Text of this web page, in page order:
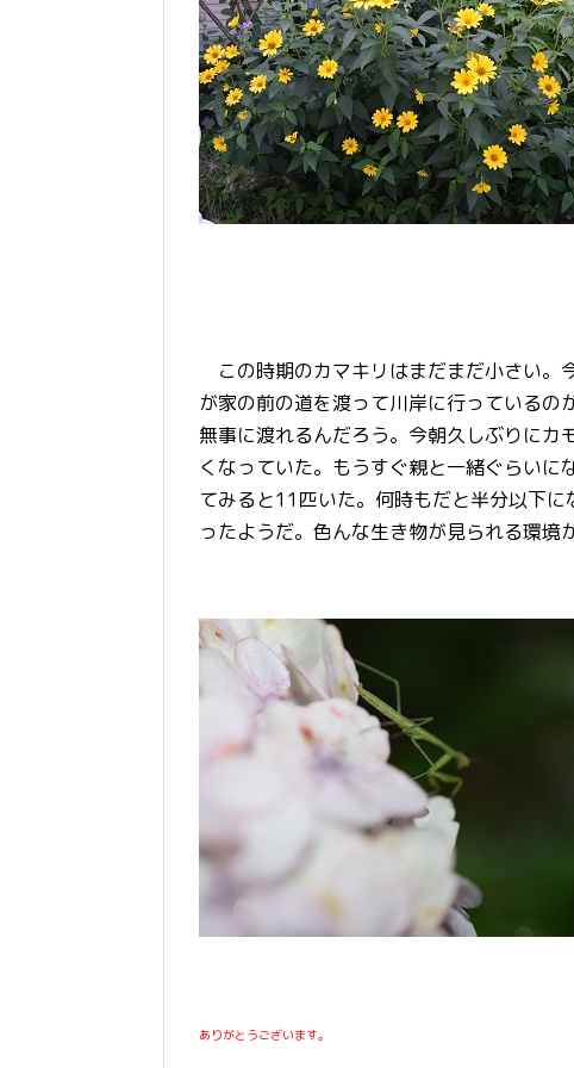
この時期のカマキリはまだまだ小さい。
が家の前の道を渡って川岸に行っている
無事に渡れるんだろう。今朝久しぶりにカ
くなっていた。もうすぐ親と一緒ぐらい
てみると11匹いた。何時もだと半分以下
ったようだ。色んな生き物が見られる環境
ありがとうございます。